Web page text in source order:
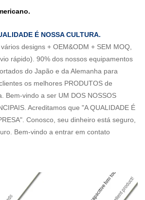
É NOSSA CULTURA.
designs + OEM&ODM + SEM MOQ,
rápido). 90% dos nossos equipamentos
do Japão e da Alemanha para
os melhores PRODUTOS de
Bem-vindo a ser UM DOS NOSSOS
Acreditamos que "A QUALIDADE É
Conosco, seu dinheiro está seguro,
Bem-vindo a entrar em contato